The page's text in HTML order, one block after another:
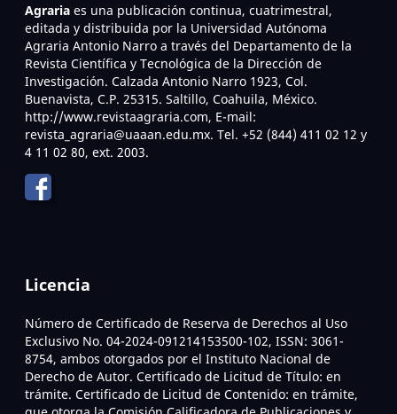
Agraria es una publicación continua, cuatrimestral,
editada y distribuida por la Universidad Autónoma
Agraria Antonio Narro a través del Departamento de la
Revista Científica y Tecnológica de la Dirección de
Investigación. Calzada Antonio Narro 1923, Col.
Buenavista, C.P. 25315. Saltillo, Coahuila, México.
http://www.revistaagraria.com, E-mail:
revista_agraria@uaaan.edu.mx. Tel. +52 (844) 411 02 12 y
4 11 02 80, ext. 2003.
Licencia
Número de Certificado de Reserva de Derechos al Uso
Exclusivo No. 04-2024-091214153500-102, ISSN: 3061-
8754, ambos otorgados por el Instituto Nacional de
Derecho de Autor. Certificado de Licitud de Título: en
trámite. Certificado de Licitud de Contenido: en trámite,